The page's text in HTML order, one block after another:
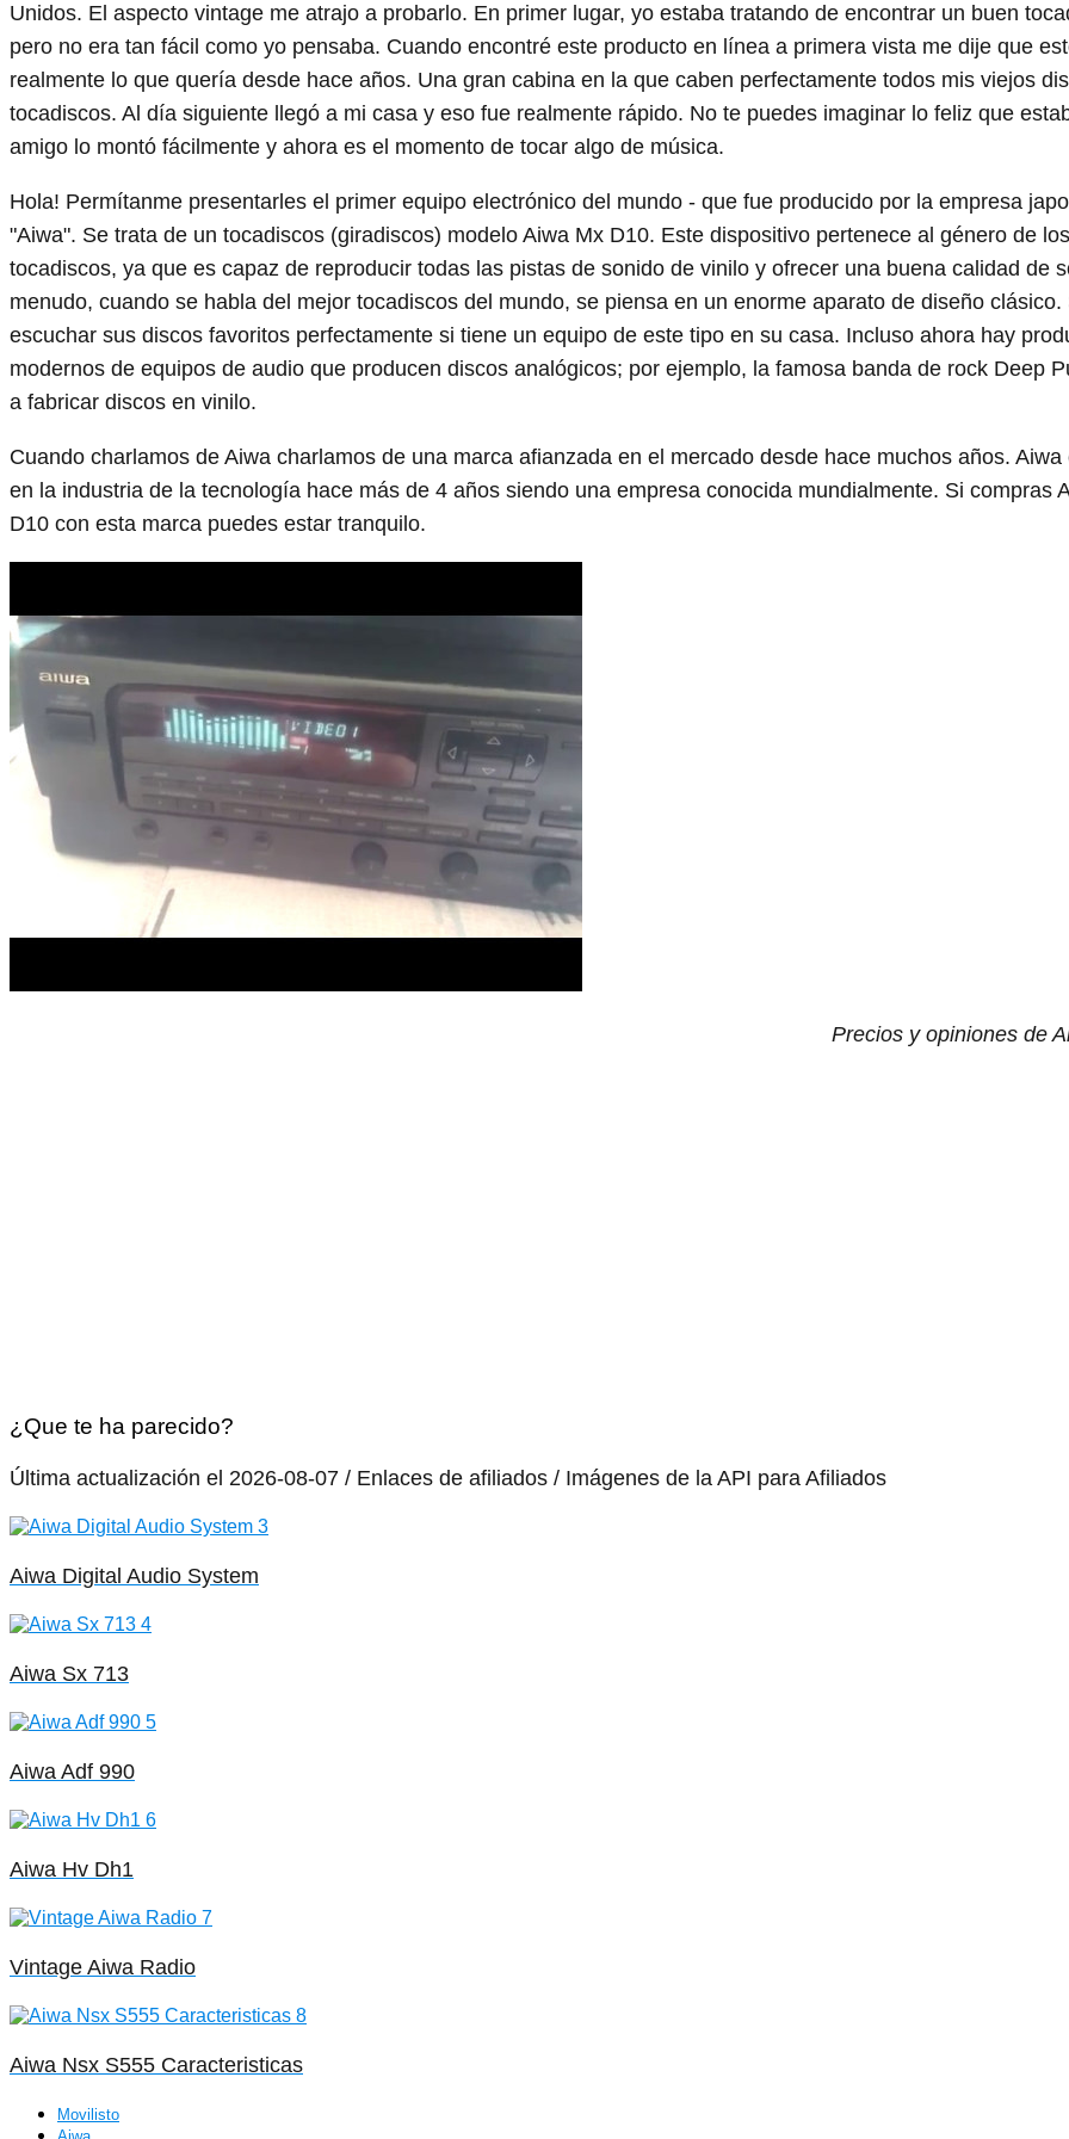
Unidos. El aspecto vintage me atrajo a probarlo. En primer lugar, yo estaba tratando de encontrar un buen
pero no era tan fácil como yo pensaba. Cuando encontré este producto en línea a primera vista me dije que
realmente lo que quería desde hace años. Una gran cabina en la que caben perfectamente todos mis viejos
tocadiscos. Al día siguiente llegó a mi casa y eso fue realmente rápido. No te puedes imaginar lo feliz que
amigo lo montó fácilmente y ahora es el momento de tocar algo de música.
Hola! Permítanme presentarles el primer equipo electrónico del mundo - que fue producido por la empresa
"Aiwa". Se trata de un tocadiscos (giradiscos) modelo Aiwa Mx D10. Este dispositivo pertenece al género de los
tocadiscos, ya que es capaz de reproducir todas las pistas de sonido de vinilo y ofrecer una buena calidad de
menudo, cuando se habla del mejor tocadiscos del mundo, se piensa en un enorme aparato de diseño clásico.
escuchar sus discos favoritos perfectamente si tiene un equipo de este tipo en su casa. Incluso ahora hay
modernos de equipos de audio que producen discos analógicos; por ejemplo, la famosa banda de rock Deep
a fabricar discos en vinilo.
Cuando charlamos de Aiwa charlamos de una marca afianzada en el mercado desde hace muchos años. Aiwa
en la industria de la tecnología hace más de 4 años siendo una empresa conocida mundialmente. Si compras
D10 con esta marca puedes estar tranquilo.
Precios y opiniones de
¿Que te ha parecido?
Última actualización el 2026-08-07 / Enlaces de afiliados / Imágenes de la API para Afiliados
Aiwa Digital Audio System
Aiwa Sx 713
Aiwa Adf 990
Aiwa Hv Dh1
Vintage Aiwa Radio
Aiwa Nsx S555 Caracteristicas
Movilisto